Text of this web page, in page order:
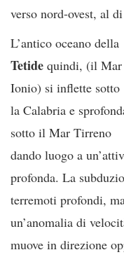
verso nord-ovest, al
L’antico oceano della
Tetide quindi, (il Mar
Ionio) si inflette sotto
la Calabria e
sotto il Mar Tirreno
dando luogo a
profonda. La
terremoti profondi,
un’anomalia di
muove in direzione